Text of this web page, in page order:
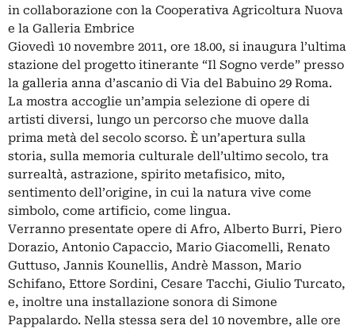
in collaborazione con la Cooperativa Agricoltura Nuova
e la Galleria Embrice
Giovedì 10 novembre 2011, ore 18.00, si inaugura l’ultima
stazione del progetto itinerante “Il Sogno verde” presso
la galleria anna d’ascanio di Via del Babuino 29 Roma.
La mostra accoglie un’ampia selezione di opere di
artisti diversi, lungo un percorso che muove dalla
prima metà del secolo scorso. È un’apertura sulla
storia, sulla memoria culturale dell’ultimo secolo, tra
surrealtà, astrazione, spirito metafisico, mito,
sentimento dell’origine, in cui la natura vive come
simbolo, come artificio, come lingua.
Verranno presentate opere di Afro, Alberto Burri, Piero
Dorazio, Antonio Capaccio, Mario Giacomelli, Renato
Guttuso, Jannis Kounellis, Andrè Masson, Mario
Schifano, Ettore Sordini, Cesare Tacchi, Giulio Turcato,
e, inoltre una installazione sonora di Simone
Pappalardo. Nella stessa sera del 10 novembre, alle ore